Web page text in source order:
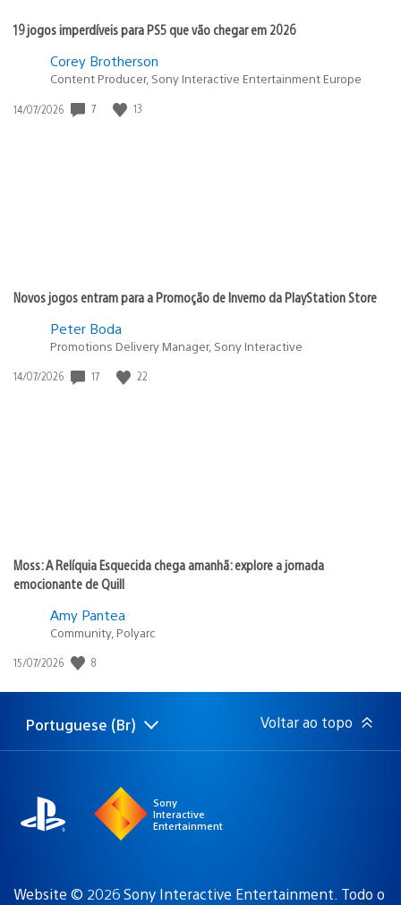
19 jogos imperdíveis para PS5 que vão chegar em 2026
Corey Brotherson
Content Producer, Sony Interactive Entertainment Europe
Data
14/07/2026 7 13
Novos jogos entram para a Promoção de Inverno da PlayStation Store
Peter Boda
Promotions Delivery Manager, Sony Interactive
Data
14/07/2026 17 22
Moss: A Relíquia Esquecida chega amanhã: explore a jornada
emocionante de Quill
Amy Pantea
Community, Polyarc
Data
publicação:
15/07/2026 8
Selecione
uma
Região
atual:
Portuguese (Br) Voltar ao topo
Sony
Interactive
Entertainment
Website © 2026 Sony Interactive Entertainment. Todo o